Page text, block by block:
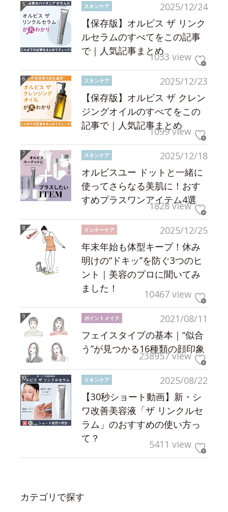
2025/12/24
スキンケア
【保存版】オルビス ザ リンク
ルセラムのすべてをこの記事
で｜人気記事まとめ1033 view
2025/12/23
スキンケア
【保存版】オルビス ザ クレン
ジングオイルのすべてをこの
記事で｜人気記事まとめ
1099 view
2025/12/18
スキンケア
オルビスユー ドットと一緒に
使ってさらなる美肌に！おす
すめプラスワンアイテム4選
1828 view
2025/12/25
インナーケア
年末年始も体型キープ！休み
明けの“ドキッ”を防ぐ3つのヒ
ント｜美容のプロに聞いてみ
ました！
10467 view
2021/08/11
ポイントメイク
フェイスタイプの基本｜“似合
う”が見つかる16種類の顔印象
238957 view
2025/08/22
スキンケア
【30秒ショート動画】新・シ
ワ改善美容液「ザ リンクルセ
ラム」のおすすめの使い方っ
て？
5411 view
カテゴリで探す